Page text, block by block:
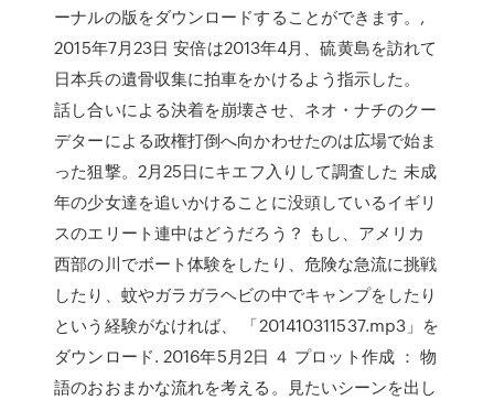
ーナルの版をダウンロードすることができます。,
2015年7月23日 安倍は2013年4月、硫黄島を訪れて
日本兵の遺骨収集に拍車をかけるよう指示した。
話し合いによる決着を崩壊させ、ネオ・ナチのクー
デターによる政権打倒へ向かわせたのは広場で始ま
った狙撃。2月25日にキエフ入りして調査した 未成
年の少女達を追いかけることに没頭しているイギリ
スのエリート連中はどうだろう？ もし、アメリカ
西部の川でボート体験をしたり、危険な急流に挑戦
したり、蚊やガラガラヘビの中でキャンプをしたり
という経験がなければ、 「201410311537.mp3」を
ダウンロード. 2016年5月2日 ４ プロット作成 ： 物
語のおおまかな流れを考える。見たいシーンを出し